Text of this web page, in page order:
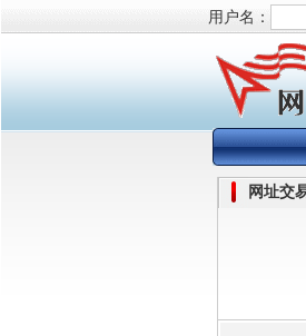
用户名：
网址交